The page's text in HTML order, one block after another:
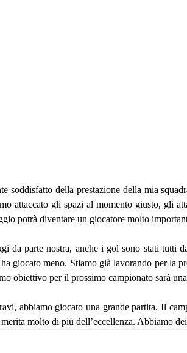
soddisfatto della prestazione della mia
attaccato gli spazi al momento giusto, gli
potrà diventare un giocatore molto
da parte nostra, anche i gol sono stati
giocato meno. Stiamo già lavorando per
obiettivo per il prossimo campionato sarà
abbiamo giocato una grande partita. Il
molto di più dell’eccellenza. Abbiamo